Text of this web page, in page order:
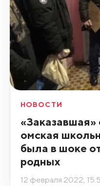
НОВОСТИ
омская
была в шоке
родных
12 февраля 2022,